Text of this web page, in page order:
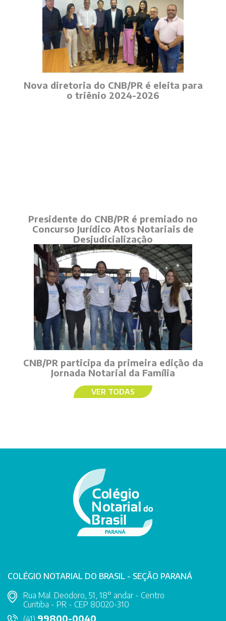
Nova diretoria do CNB/PR é eleita para
o triênio 2024-2026
Presidente do CNB/PR é premiado no
Concurso Jurídico Atos Notariais de
Desjudicialização
CNB/PR participa da primeira edição da
Jornada Notarial da Família
VER TODAS
COLÉGIO NOTARIAL DO BRASIL - SEÇÃO PARANÁ
Rua Mal. Deodoro, 51, 18° andar - Centro
Curitiba - PR - CEP 80020-310
(41) 99800-0040